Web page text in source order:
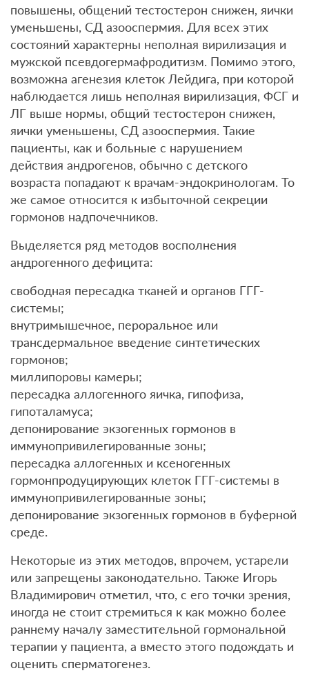
повышены, общений тестостерон снижен, яички
уменьшены, СД азооспермия. Для всех этих
состояний характерны неполная вирилизация и
мужской псевдогермафродитизм. Помимо этого,
возможна агенезия клеток Лейдига, при которой
наблюдается лишь неполная вирилизация, ФСГ и
ЛГ выше нормы, общий тестостерон снижен,
яички уменьшены, СД азооспермия. Такие
пациенты, как и больные с нарушением
действия андрогенов, обычно с детского
возраста попадают к врачам-эндокринологам. То
же самое относится к избыточной секреции
гормонов надпочечников.
Выделяется ряд методов восполнения
андрогенного дефицита:
свободная пересадка тканей и органов ГГГ-
системы;
внутримышечное, пероральное или
трансдермальное введение синтетических
гормонов;
миллипоровы камеры;
пересадка аллогенного яичка, гипофиза,
гипоталамуса;
депонирование экзогенных гормонов в
иммунопривилегированные зоны;
пересадка аллогенных и ксеногенных
гормонпродуцирующих клеток ГГГ-системы в
иммунопривилегированные зоны;
депонирование экзогенных гормонов в буферной
среде.
Некоторые из этих методов, впрочем, устарели
или запрещены законодательно. Также Игорь
Владимирович отметил, что, с его точки зрения,
иногда не стоит стремиться к как можно более
раннему началу заместительной гормональной
терапии у пациента, а вместо этого подождать и
оценить сперматогенез.